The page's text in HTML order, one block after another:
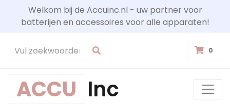
Welkom bij de Accuinc.nl - uw partner voor
batterijen en accessoires voor alle apparaten!
0
ACCU Inc